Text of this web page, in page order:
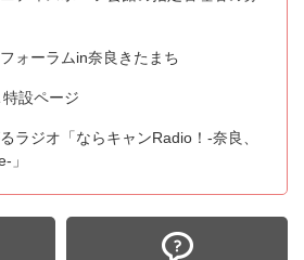
ォーラムin奈良きたまち
設ページ
ラジオ「ならキャンRadio！-奈良、
」